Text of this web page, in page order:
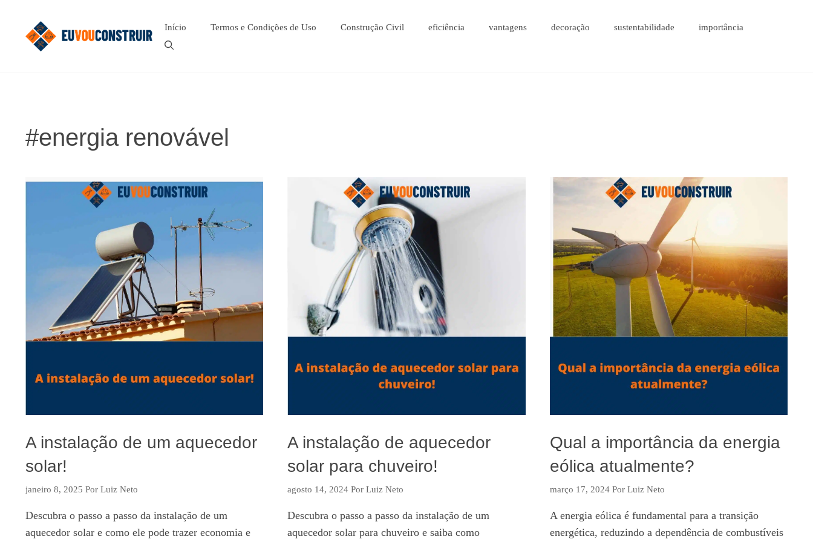
Início Termos e Condições de Uso Construção Civil eficiência vantagens decoração sustentabilidade importância
#energia renovável
A instalação de um aquecedor
solar!
janeiro 8, 2025 Por Luiz Neto
Descubra o passo a passo da instalação de um
aquecedor solar e como ele pode trazer economia e
A instalação de aquecedor
solar para chuveiro!
agosto 14, 2024 PorLuiz Neto
Descubra o passo a passo da instalação de um
aquecedor solar para chuveiro e saiba como
Qual a importância da energia
eólica atualmente?
março 17, 2024 Por Luiz Neto
A energia eólica é fundamental para a transição
energética, reduzindo a dependência de combustíveis